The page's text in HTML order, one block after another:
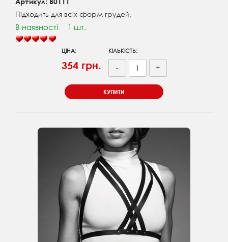
Підходить для всіх форм грудей.
В наявності 1 шт.
ЦІНА:
354 грн.
КІЛЬКІСТЬ:
- +
КУПИТИ